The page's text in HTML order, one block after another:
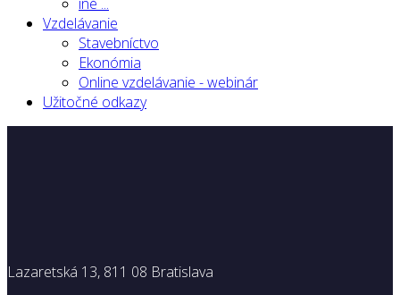
Vzdelávanie
Stavebníctvo
Ekonómia
Online vzdelávanie - webinár
Užitočné odkazy
Lazaretská 13, 811 08 Bratislava